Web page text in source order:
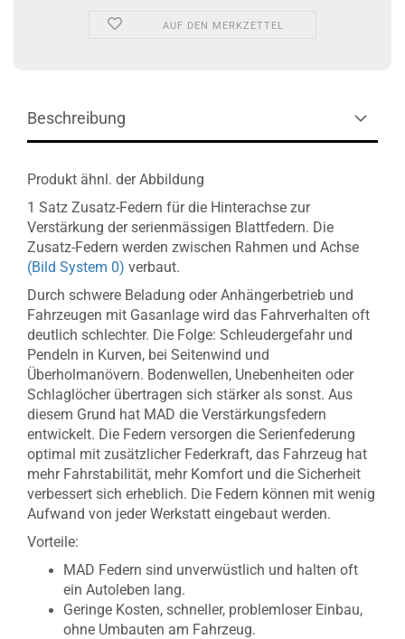
AUF DEN MERKZETTEL
Beschreibung
Produkt ähnl. der Abbildung
1 Satz Zusatz-Federn für die Hinterachse zur
Verstärkung der serienmässigen Blattfedern. Die
Zusatz-Federn werden zwischen Rahmen und Achse
(Bild System 0) verbaut.
Durch schwere Beladung oder Anhängerbetrieb und
Fahrzeugen mit Gasanlage wird das Fahrverhalten oft
deutlich schlechter. Die Folge: Schleudergefahr und
Pendeln in Kurven, bei Seitenwind und
Überholmanövern. Bodenwellen, Unebenheiten oder
Schlaglöcher übertragen sich stärker als sonst. Aus
diesem Grund hat MAD die Verstärkungsfedern
entwickelt. Die Federn versorgen die Serienfederung
optimal mit zusätzlicher Federkraft, das Fahrzeug hat
mehr Fahrstabilität, mehr Komfort und die Sicherheit
verbessert sich erheblich. Die Federn können mit wenig
Aufwand von jeder Werkstatt eingebaut werden.
Vorteile:
MAD Federn sind unverwüstlich und halten oft
ein Autoleben lang.
Geringe Kosten, schneller, problemloser Einbau,
ohne Umbauten am Fahrzeug.